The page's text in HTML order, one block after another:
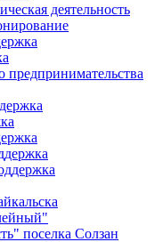
деятельность
предпринимательства
поселка Солзан